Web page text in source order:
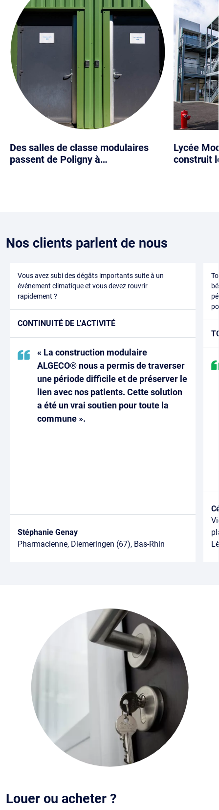
Des salles de classe modulaires
passent de Poligny à…
Lycée
construit
Nos clients parlent de nous
Vous avez subi des dégâts importants suite à un
événement climatique et vous devez rouvrir
rapidement ?
CONTINUITÉ DE L’ACTIVITÉ
« La construction modulaire
ALGECO® nous a permis de traverser
une période difficile et de préserver le
lien avec nos patients. Cette solution
a été un vrai soutien pour toute la
commune ».
Stéphanie Genay
Pharmacienne, Diemeringen (67), Bas-Rhin
Louer ou acheter ?